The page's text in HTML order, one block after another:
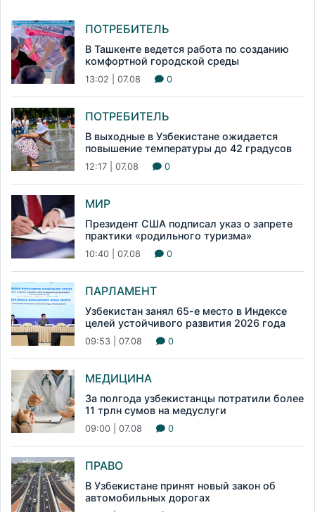
ПОТРЕБИТЕЛЬ
В Ташкенте ведется работа по созданию
комфортной городской среды
13:02 | 07.08 0
ПОТРЕБИТЕЛЬ
В выходные в Узбекистане ожидается
повышение температуры до 42 градусов
12:17 | 07.08 0
МИР
Президент США подписал указ о запрете
практики «родильного туризма»
10:40 | 07.08 0
ПАРЛАМЕНТ
Узбекистан занял 65-е место в Индексе
целей устойчивого развития 2026 года
09:53 | 07.08 0
МЕДИЦИНА
За полгода узбекистанцы потратили более
11 трлн сумов на медуслуги
09:00 | 07.08 0
ПРАВО
В Узбекистане принят новый закон об
автомобильных дорогах